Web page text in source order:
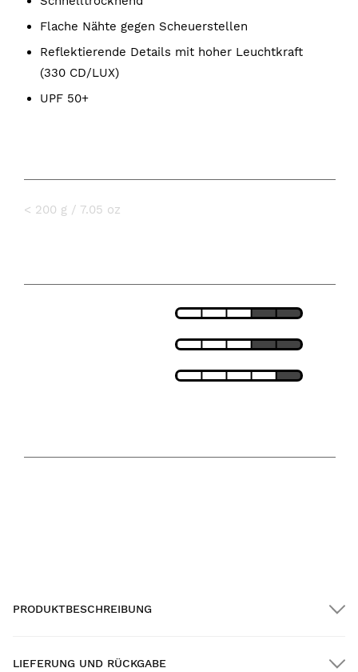
Flache Nähte gegen Scheuerstellen
Reflektierende Details mit hoher Leuchtkraft
(330 CD/LUX)
UPF 50+
< 200 g / 7.05 oz
PRODUKTBESCHREIBUNG
LIEFERUNG UND RÜCKGABE